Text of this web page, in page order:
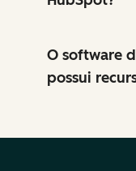
O software
possui